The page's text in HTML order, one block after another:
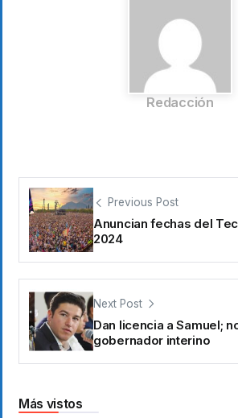
Redacción
Previous Post
Anuncian fechas del
2024
Next Post
Dan licencia a Samuel;
gobernador interino
Más vistos